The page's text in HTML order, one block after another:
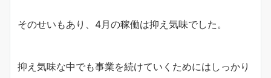
そのせいもあり、4月の稼働は抑え気味でした。
抑え気味な中でも事業を続けていくためにはしっかり